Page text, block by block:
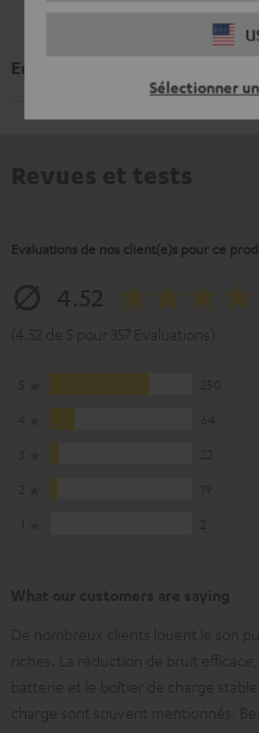
Sélectionner
Embouts AIRY TWS 2 + AIRY
Evaluations de nos client(e)s pour ce